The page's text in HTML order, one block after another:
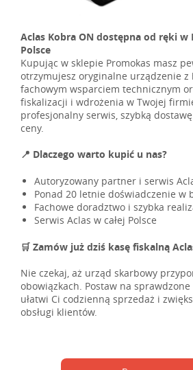
Aclas Kobra ON dostępna od ręki w
Polsce
Kupując w sklepie Promokas masz
otrzymujesz oryginalne urządzenie z
fachowym wsparciem technicznym
fiskalizacji i wdrożenia w Twojej
profesjonalny serwis, szybką
ceny.
📍 Dlaczego warto kupić u nas?
Autoryzowany partner i serwis
Ponad 20 letnie doświadczenie w
Fachowe doradztwo i szybka
Serwis Aclas w całej Polsce
🛒 Zamów już dziś kasę fiskalną
Nie czekaj, aż urząd skarbowy
obowiązkach. Postaw na
ułatwi Ci codzienną sprzedaż i
obsługi klientów.